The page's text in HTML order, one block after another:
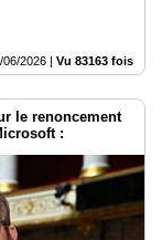
06/2026 | Vu 83163 fois
le renoncement
: